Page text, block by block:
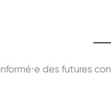
des futures